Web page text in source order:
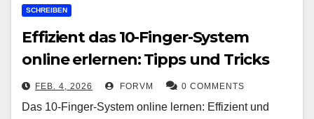
SCHREIBEN
Effizient das 10-Finger-System
online erlernen: Tipps und Tricks
FEB. 4, 2026 FORVM 0 COMMENTS
Das 10-Finger-System online lernen: Effizient und